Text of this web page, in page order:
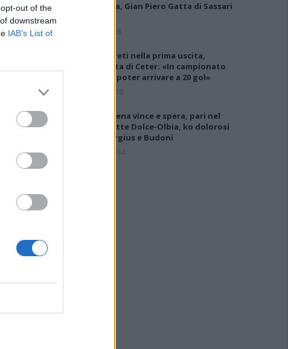
out of the
downstream
IAB’s List of
Muravera, Gian Piero Gatta di Sassari
9 Nov 2018
Olbia, 8 reti nella prima uscita,
doppietta di Ceter: «In campionato
spero di poter arrivare a 20 gol»
21 Lug 2018
L'Arzachena vince e spera, pari nel
derby Latte Dolce-Olbia, ko dolorosi
per Selargius e Budoni
24 Mar 2014